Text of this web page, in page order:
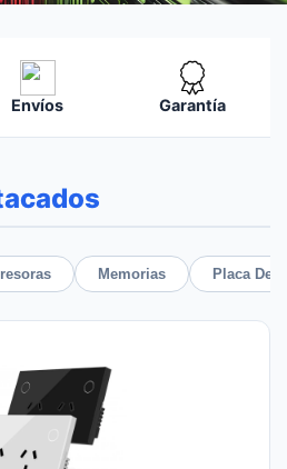
Envíos Garantía
Memorias Placa De